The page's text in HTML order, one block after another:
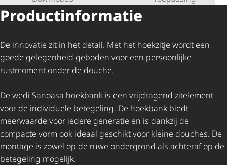
Product­in­for­matie
De innovatie zit in het detail. Met het hoekzitje wordt een
goede gelegenheid geboden voor een persoonlijke
rustmoment onder de douche.
De wedi Sanoasa hoekbank is een vrijdragend zitelement
voor de individuele betegeling. De hoekbank biedt
meerwaarde voor iedere generatie en is dankzij de
compacte vorm ook ideaal geschikt voor kleine douches. De
montage is zowel op de ruwe ondergrond als achteraf op de
betegeling mogelijk.